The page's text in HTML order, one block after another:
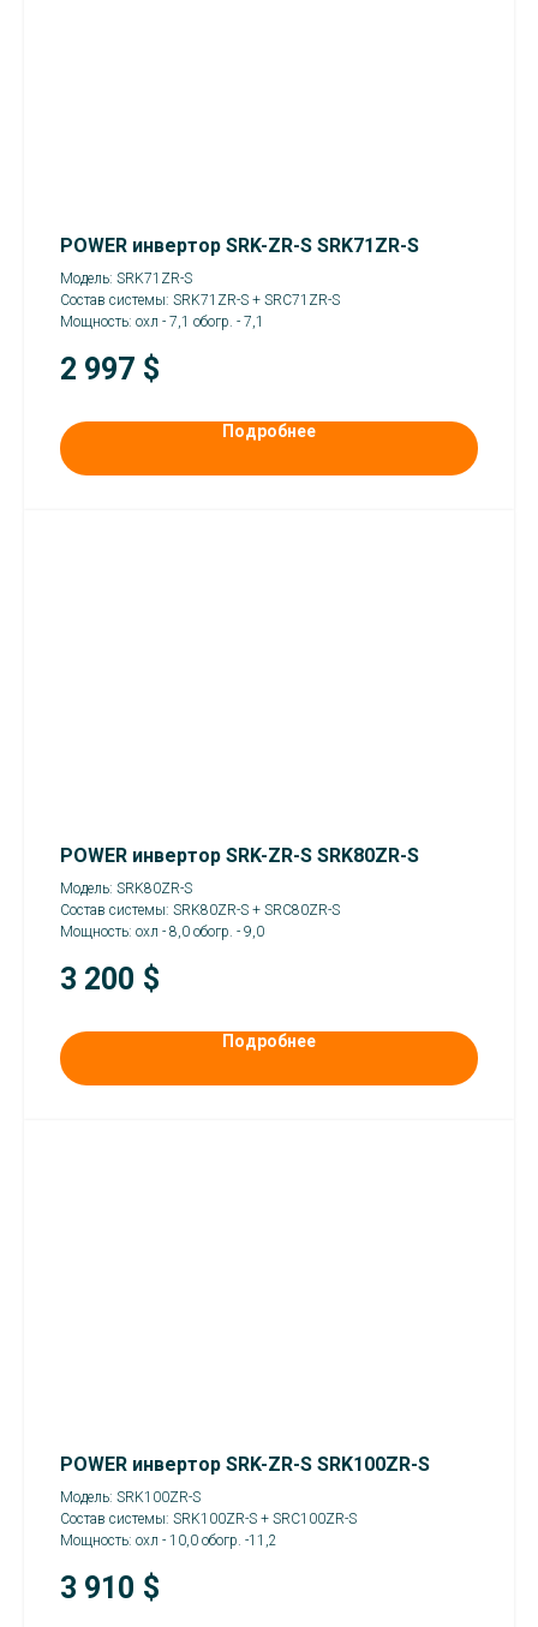
POWER инвертор SRK-ZR-S SRK71ZR-S
Модель: SRK71ZR-S
Состав системы: SRK71ZR-S + SRC71ZR-S
Мощность: охл - 7,1 обогр. - 7,1
2 997 $
Подробнее
POWER инвертор SRK-ZR-S SRK80ZR-S
Модель: SRK80ZR-S
Состав системы: SRK80ZR-S + SRC80ZR-S
Мощность: охл - 8,0 обогр. - 9,0
3 200 $
Подробнее
POWER инвертор SRK-ZR-S SRK100ZR-S
Модель: SRK100ZR-S
Состав системы: SRK100ZR-S + SRC100ZR-S
Мощность: охл - 10,0 обогр. -11,2
3 910 $